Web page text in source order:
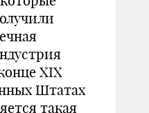
XIX
Штатах
такая